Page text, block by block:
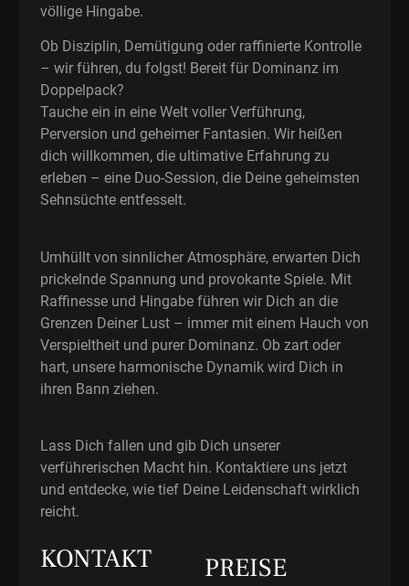
völlige Hingabe.
Ob Disziplin, Demütigung oder raffinierte Kontrolle
– wir führen, du folgst! Bereit für Dominanz im
Doppelpack?
Tauche ein in eine Welt voller Verführung,
Perversion und geheimer Fantasien. Wir heißen
dich willkommen, die ultimative Erfahrung zu
erleben – eine Duo-Session, die Deine geheimsten
Sehnsüchte entfesselt.
Umhüllt von sinnlicher Atmosphäre, erwarten Dich
prickelnde Spannung und provokante Spiele. Mit
Raffinesse und Hingabe führen wir Dich an die
Grenzen Deiner Lust – immer mit einem Hauch von
Verspieltheit und purer Dominanz. Ob zart oder
hart, unsere harmonische Dynamik wird Dich in
ihren Bann ziehen.
Lass Dich fallen und gib Dich unserer
verführerischen Macht hin. Kontaktiere uns jetzt
und entdecke, wie tief Deine Leidenschaft wirklich
reicht.
KONTAKT PREISE